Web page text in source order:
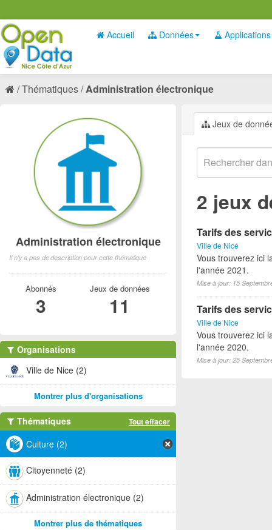
Accueil Données Applications
Thématiques Administration électronique
Jeux de
2 jeux
Tarifs des
Ville de Nice
Vous trouverez ici
l'année 2021.
Mise à jour: 15
Tarifs des
Ville de Nice
Vous trouverez ici
l'année 2020.
Mise à jour: 25
Administration électronique
Il n'y a pas de description pour cette thématique
Abonnés
3
Jeux de données
11
Organisations
Ville de Nice (2)
Montrer plus d'organisations
Thématiques Tout effacer
Culture (2)
Citoyenneté (2)
Administration électronique (2)
Montrer plus de thématiques